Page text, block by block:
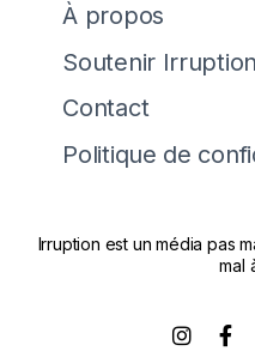
À propos
Soutenir Irruption
Contact
Politique de
Irruption est un média pas
mal